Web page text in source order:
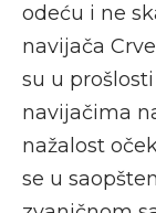
odeću i ne
navijača
su u
navijačima
nažalost
se u